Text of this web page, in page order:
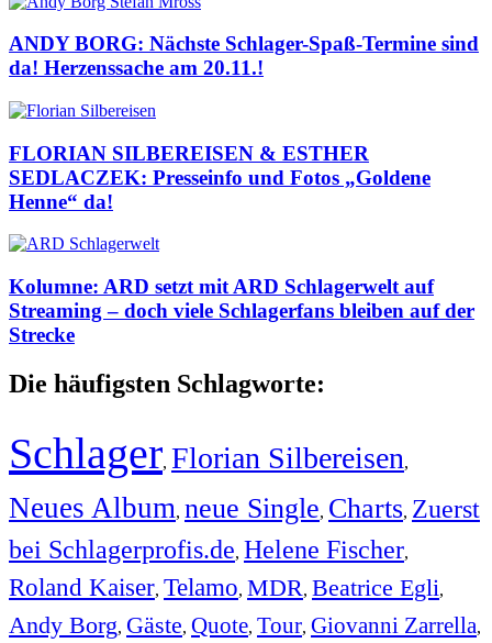
ANDY BORG: Nächste Schlager-Spaß-Termine sind
da! Herzenssache am 20.11.!
FLORIAN SILBEREISEN & ESTHER
SEDLACZEK: Presseinfo und Fotos „Goldene
Henne“ da!
Kolumne: ARD setzt mit ARD Schlagerwelt auf
Streaming – doch viele Schlagerfans bleiben auf der
Strecke
Die häufigsten Schlagworte:
Schlager, Florian Silbereisen,
Neues Album, neue Single, Charts, Zuerst
bei Schlagerprofis.de, Helene Fischer,
Roland Kaiser, Telamo, MDR, Beatrice Egli,
Andy Borg, Gäste, Quote, Tour, Giovanni Zarrella,